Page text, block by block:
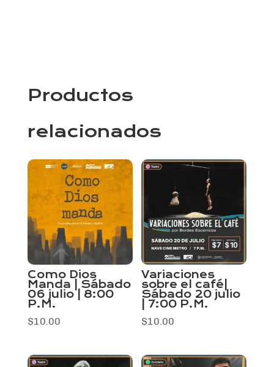
Productos
relacionados
Como Dios
Manda | Sábado
06 julio | 8:00
P.M.
$10.00
Variaciones
sobre el café|
Sábado 20 julio
| 7:00 P.M.
$10.00